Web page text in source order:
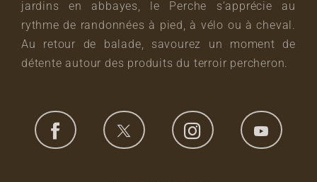
jardins en abbayes, le Perche s’apprécie au
rythme de randonnées à pied, à vélo ou à cheval.
Au retour de balade, savourez un moment de
détente autour des produits du terroir percheron.